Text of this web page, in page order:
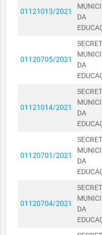
01121013/2021
DA
01120705/2021
DA
01121014/2021
DA
01120701/2021
DA
01120704/2021
DA